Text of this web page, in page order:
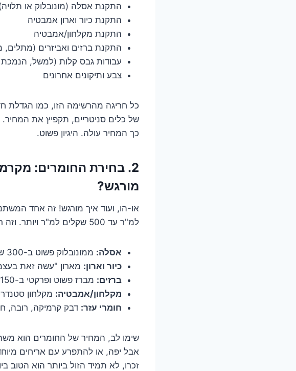
התקנת אסלה (מונובלוק או
התקנת כיור וארון אמבטיה
התקנת מקלחון/אמבטיה
התקנת ברזים ואביזרים (מתלים,
עבודות גבס קלות (למשל,
צבע ותיקונים אחרונים
כל חריגה מהרשימה הזו, כמו הגדלת
של כלים סניטריים, תקפיץ את
כך המחיר עולה. היגיון פשוט.
2. בחירת החומרים:
מורגש?
למ"ר עד 500 שקלים למ"ר ויותר. וזה רק הקרמיקה! תוסיפו לזה:
אסלה: ממונובלוק פשוט ב-300 שקל לאסלה תלויה עם ניאגרה סמויה מעוצבת ב-2000 שקל ויותר.
כיור וארון: מארון "עשה זאת בעצמך" ב-400 שקל לארון מעצבים
ברזים: מברז פשוט ופרקטי ב-150 שקל לברז אינטרפץ מעוצב ב-800-1500 שקל.
מקלחון/אמבטיה: מקלחון
חומרי עזר: דבק קרמיקה, רובה,
שימו לב, המחיר של החומרים הוא
אבל יפה, או להתפרע עם אריחים
זכרו, לא תמיד הזול ביותר הוא הטוב